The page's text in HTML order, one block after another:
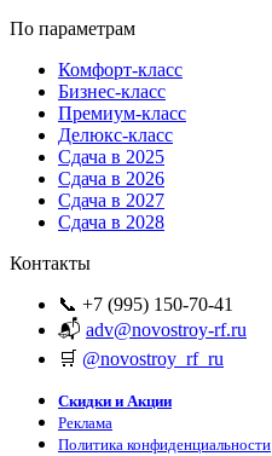
По параметрам
Комфорт-класс
Бизнес-класс
Премиум-класс
Делюкс-класс
Сдача в 2025
Сдача в 2026
Сдача в 2027
Сдача в 2028
Контакты
📞 +7 (995) 150-70-41
📬 adv@novostroy-rf.ru
🛒 @novostroy_rf_ru
Скидки и Акции
Реклама
Политика конфиденциальности